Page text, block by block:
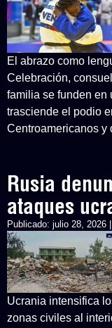
El abrazo como
Celebración,
familia se funden en
trasciende el podio
Centroamericanos y
Rusia
ataques
Publicado: julio 28, 2026
Ucrania intensifica
zonas civiles al